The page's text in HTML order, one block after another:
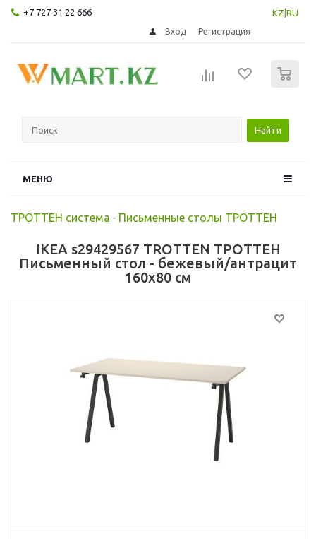
+7 727 31 22 666 KZ RU
Вход Регистрация
Найти
МЕНЮ
ТРОТТЕН система - Письменные столы ТРОТТЕН
IKEA s29429567 TROTTEN ТРОТТЕН
Письменный стол - бежевый/антрацит
160x80 см